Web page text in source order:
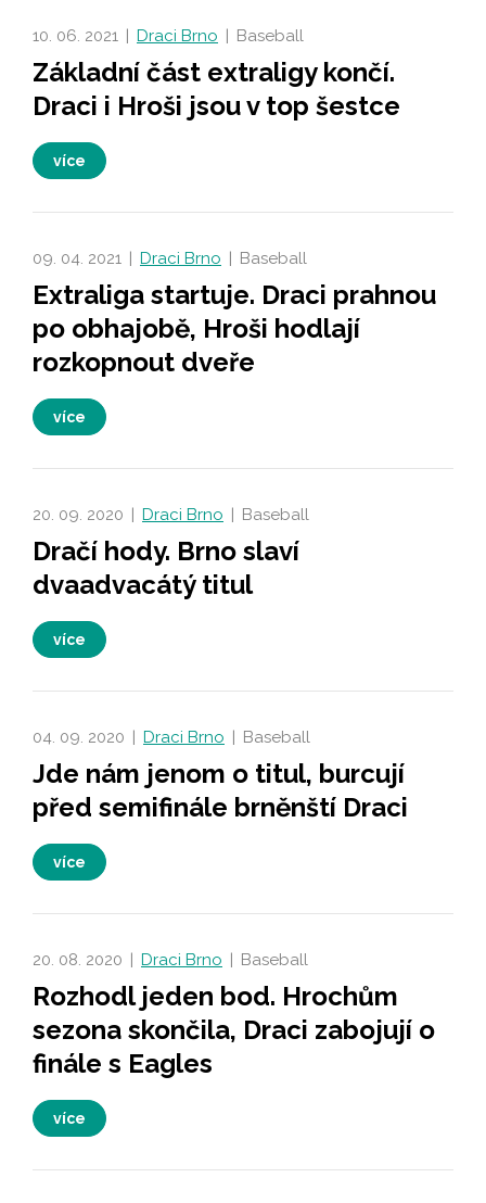
10. 06. 2021 | Draci Brno | Baseball
Základní část extraligy končí.
Draci i Hroši jsou v top šestce
více
09. 04. 2021 | Draci Brno | Baseball
Extraliga startuje. Draci prahnou
po obhajobě, Hroši hodlají
rozkopnout dveře
více
20. 09. 2020 | Draci Brno | Baseball
Dračí hody. Brno slaví
dvaadvacátý titul
více
04. 09. 2020 | Draci Brno | Baseball
Jde nám jenom o titul, burcují
před semifinále brněnští Draci
více
20. 08. 2020 | Draci Brno | Baseball
Rozhodl jeden bod. Hrochům
sezona skončila, Draci zabojují o
finále s Eagles
více